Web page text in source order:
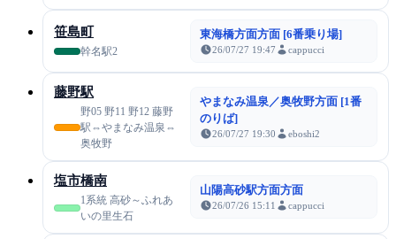
笹島町
幹名駅2
東海橋方面方面 [6番乗り場]
26/07/27 19:47 cappucci
藤野駅
野05 野11 野12 藤野
駅⇔やまなみ温泉⇔
奥牧野
やまなみ温泉／奥牧野方面 [1番
のりば]
26/07/27 19:30 eboshi2
塩市橋南
1系統 高砂～ふれあ
いの里生石
山陽高砂駅方面方面
26/07/26 15:11 cappucci